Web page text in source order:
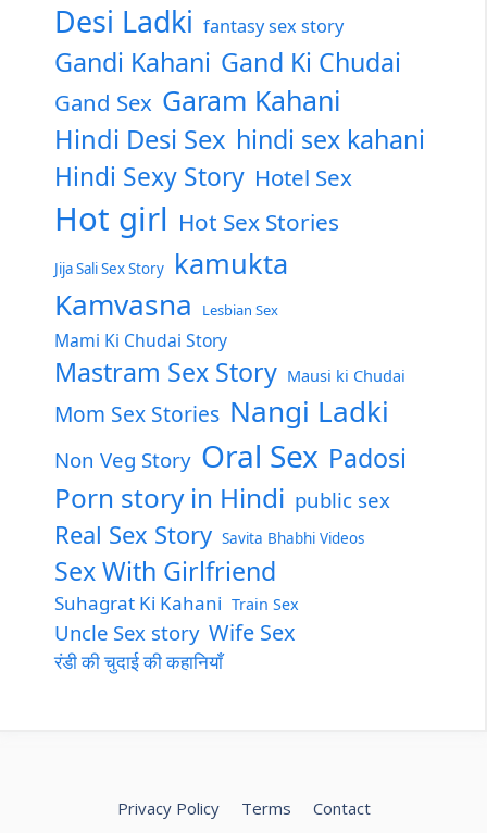
Desi Ladki fantasy sex story
Gandi Kahani Gand Ki Chudai
Gand Sex Garam Kahani
Hindi Desi Sex hindi sex kahani
Hindi Sexy Story Hotel Sex
Hot girl Hot Sex Stories
Jija Sali Sex Story kamukta
Kamvasna Lesbian Sex
Mami Ki Chudai Story
Mastram Sex Story Mausi ki Chudai
Mom Sex Stories Nangi Ladki
Non Veg Story Oral Sex Padosi
Porn story in Hindi public sex
Real Sex Story Savita Bhabhi Videos
Sex With Girlfriend
Suhagrat Ki Kahani Train Sex
Uncle Sex story Wife Sex
रंडी की चुदाई की कहानियाँ
Privacy Policy Terms Contact